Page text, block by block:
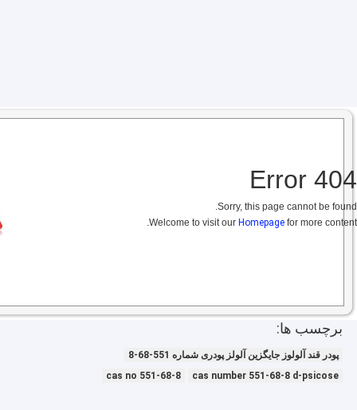
404 Error
Sorry, this page cannot be found.
Welcome to visit our Homepage for more content.
برچسب ها:
پودر قند آلولوز جایگزین آلولز پودری شماره 551-68-8
cas number 551-68-8 d-psicose
cas no 551-68-8